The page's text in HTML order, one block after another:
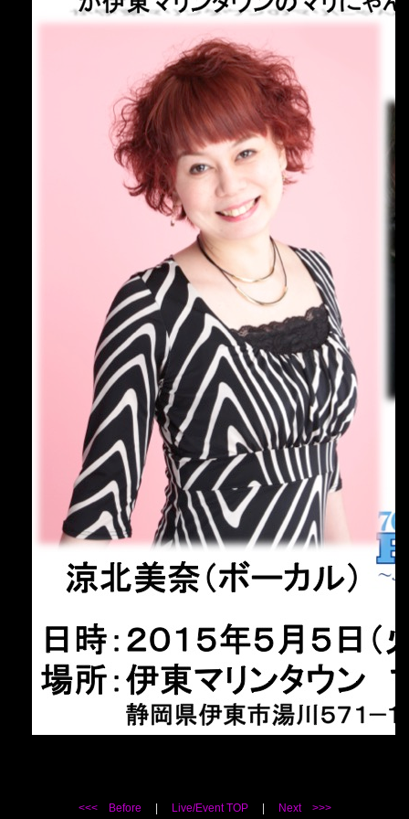
<<< Before | Live/Event TOP| Next >>>